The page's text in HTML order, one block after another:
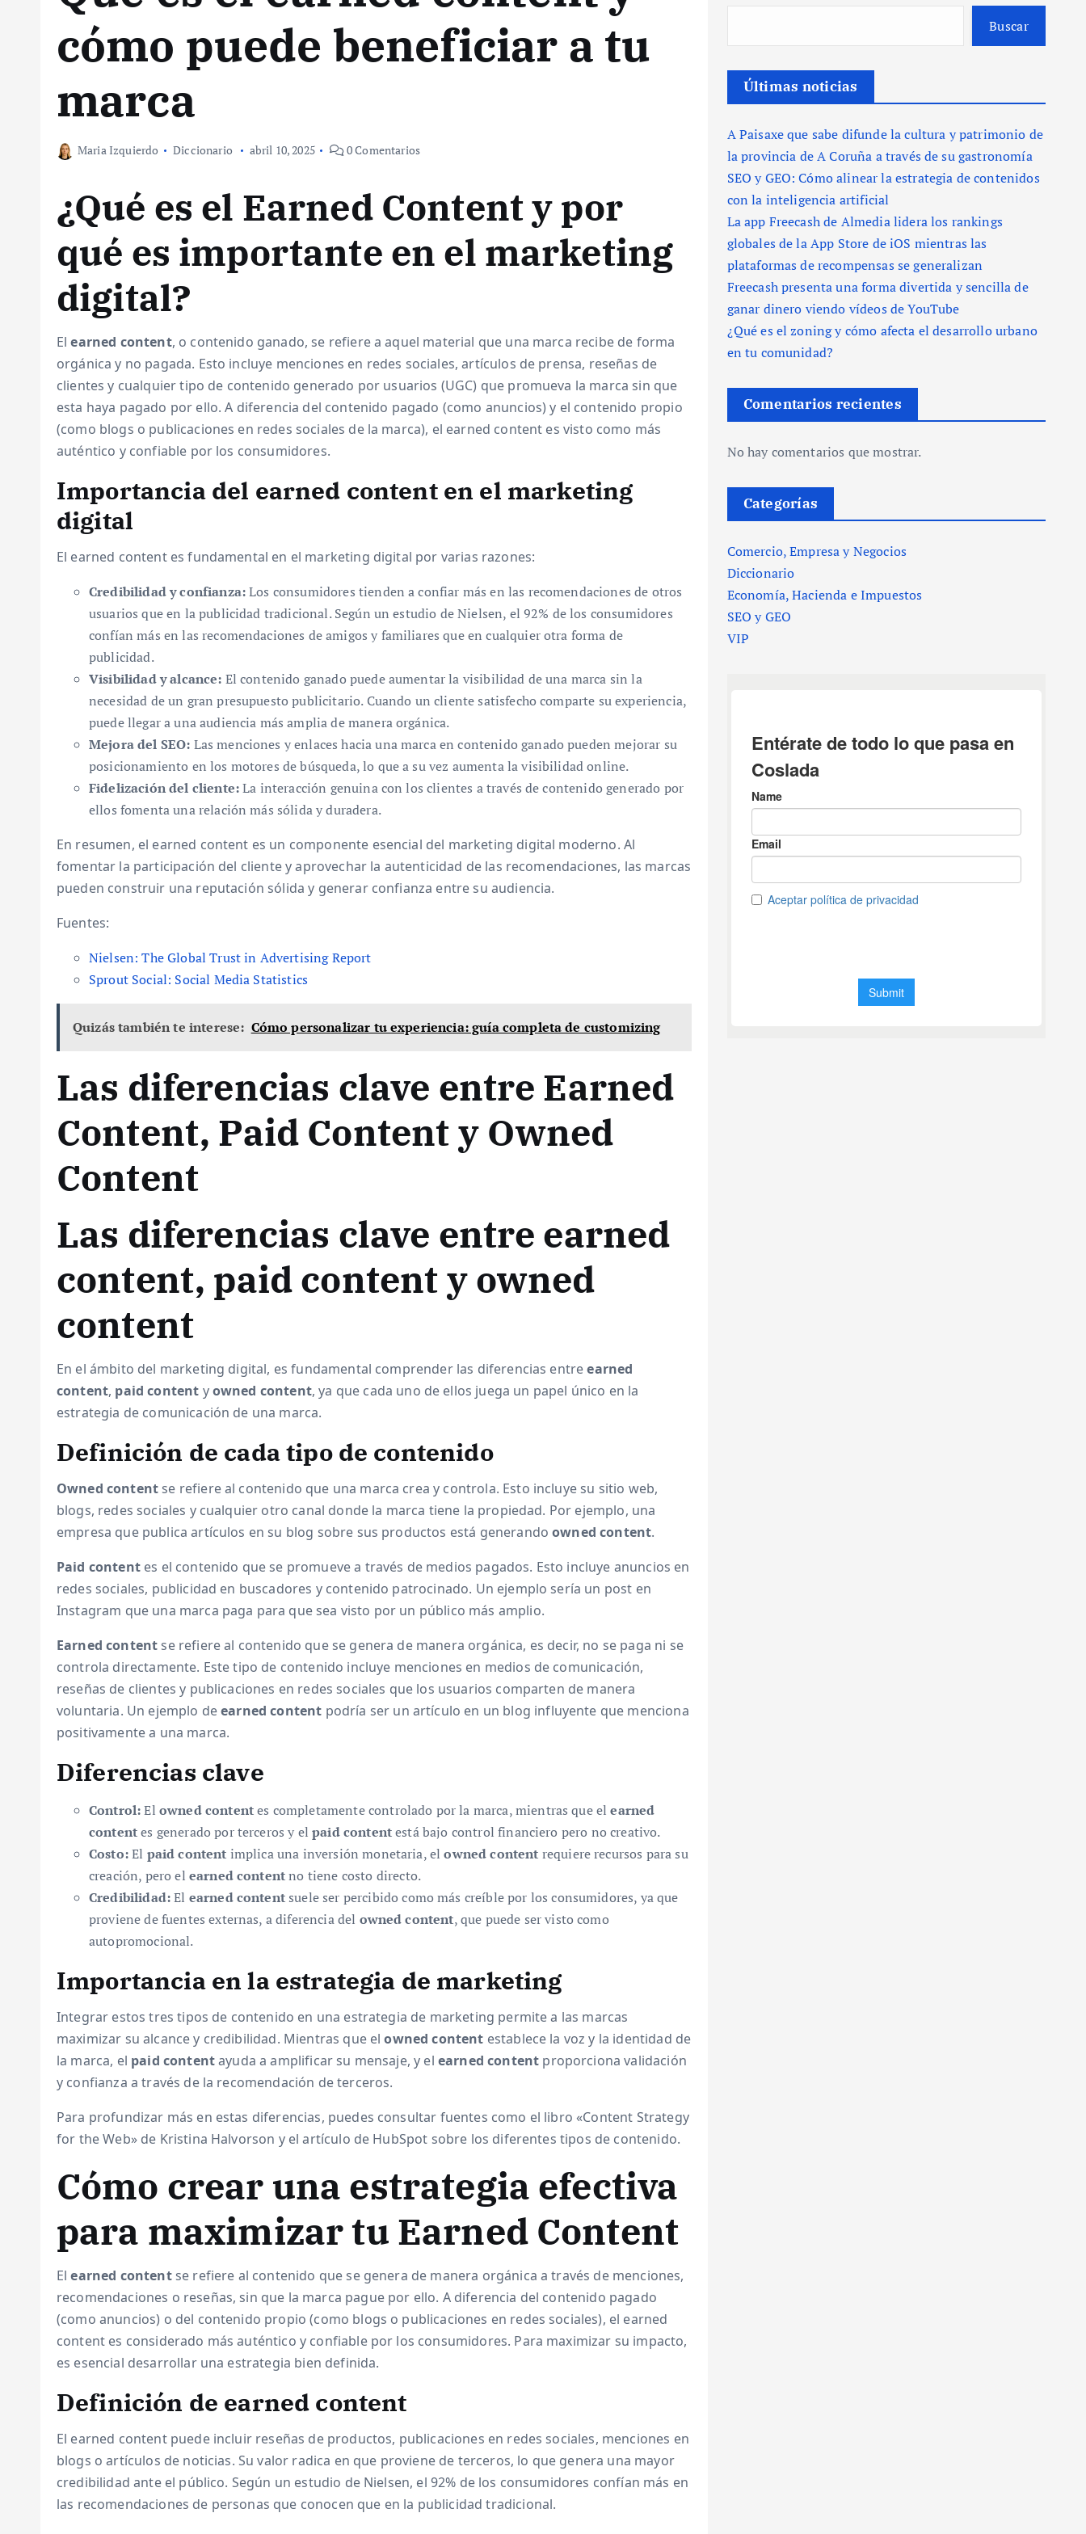
cómo puede beneficiar a tu
marca
Maria Izquierdo Diccionario abril 10, 2025 0 Comentarios
¿Qué es el Earned Content y por
qué es importante en el marketing
digital?
Elearned content, o contenido ganado, se refiere a aquel material que una marca recibe de forma
orgánica y no pagada. Esto incluye menciones en redes sociales, artículos de prensa, reseñas de
clientes y cualquier tipo de contenido generado por usuarios (UGC) que promueva la marca sin que
esta haya pagado por ello. A diferencia del contenido pagado (como anuncios) y el contenido propio
(como blogs o publicaciones en redes sociales de la marca), el earned content es visto como más
auténtico y confiable por los consumidores.
Importancia del earned content en el marketing
digital
El earned content es fundamental en el marketing digital por varias razones:
Credibilidad y confianza:Los consumidores tienden a confiar más en las recomendaciones de otros
usuarios que en la publicidad tradicional. Según un estudio de Nielsen, el 92% de los consumidores
confían más en las recomendaciones de amigos y familiares que en cualquier otra forma de
publicidad.
Visibilidad y alcance: El contenido ganado puede aumentar la visibilidad de una marca sin la
necesidad de un gran presupuesto publicitario. Cuando un cliente satisfecho comparte su experiencia,
puede llegar a una audiencia más amplia de manera orgánica.
Mejora del SEO: Las menciones y enlaces hacia una marca en contenido ganado pueden mejorar su
posicionamiento en los motores de búsqueda, lo que a su vez aumenta la visibilidad online.
Fidelización del cliente:La interacción genuina con los clientes a través de contenido generado por
ellos fomenta una relación más sólida y duradera.
En resumen, el earned content es un componente esencial del marketing digital moderno. Al
fomentar la participación del cliente y aprovechar la autenticidad de las recomendaciones, las marcas
pueden construir una reputación sólida y generar confianza entre su audiencia.
Fuentes:
Nielsen: The Global Trust in Advertising Report
Sprout Social: Social Media Statistics
Quizás también te interese: Cómo personalizar tu experiencia: guía completa de customizing
Las diferencias clave entre Earned
Content, Paid Content y Owned
Content
Las diferencias clave entre earned
content, paid content y owned
content
En el ámbito del marketing digital, es fundamental comprender las diferencias entreearned
content, paid content yowned content, ya que cada uno de ellos juega un papel único en la
estrategia de comunicación de una marca.
Definición de cada tipo de contenido
Owned contentse refiere al contenido que una marca crea y controla. Esto incluye su sitio web,
blogs, redes sociales y cualquier otro canal donde la marca tiene la propiedad. Por ejemplo, una
empresa que publica artículos en su blog sobre sus productos está generandoowned content.
Paid contentes el contenido que se promueve a través de medios pagados. Esto incluye anuncios en
redes sociales, publicidad en buscadores y contenido patrocinado. Un ejemplo sería un post en
Instagram que una marca paga para que sea visto por un público más amplio.
Earned contentse refiere al contenido que se genera de manera orgánica, es decir, no se paga ni se
controla directamente. Este tipo de contenido incluye menciones en medios de comunicación,
reseñas de clientes y publicaciones en redes sociales que los usuarios comparten de manera
voluntaria. Un ejemplo deearned content podría ser un artículo en un blog influyente que menciona
positivamente a una marca.
Diferencias clave
Control:El owned contentes completamente controlado por la marca, mientras que elearned
contentes generado por terceros y elpaid contentestá bajo control financiero pero no creativo.
Costo:El paid content implica una inversión monetaria, elowned content requiere recursos para su
creación, pero el earned contentno tiene costo directo.
Credibilidad:El earned contentsuele ser percibido como más creíble por los consumidores, ya que
proviene de fuentes externas, a diferencia del owned content, que puede ser visto como
autopromocional.
Importancia en la estrategia de marketing
Integrar estos tres tipos de contenido en una estrategia de marketing permite a las marcas
maximizar su alcance y credibilidad. Mientras que elowned content establece la voz y la identidad de
la marca, el paid contentayuda a amplificar su mensaje, y el earned content proporciona validación
y confianza a través de la recomendación de terceros.
Para profundizar más en estas diferencias, puedes consultar fuentes como el libro «Content Strategy
for the Web» de Kristina Halvorson y el artículo de HubSpot sobre los diferentes tipos de contenido.
Cómo crear una estrategia efectiva
para maximizar tu Earned Content
Elearned contentse refiere al contenido que se genera de manera orgánica a través de menciones,
recomendaciones o reseñas, sin que la marca pague por ello. A diferencia del contenido pagado
(como anuncios) o del contenido propio (como blogs o publicaciones en redes sociales), el earned
content es considerado más auténtico y confiable por los consumidores. Para maximizar su impacto,
es esencial desarrollar una estrategia bien definida.
Definición de earned content
El earned content puede incluir reseñas de productos, publicaciones en redes sociales, menciones en
blogs o artículos de noticias. Su valor radica en que proviene de terceros, lo que genera una mayor
credibilidad ante el público. Según un estudio de Nielsen, el 92% de los consumidores confían más en
las recomendaciones de personas que conocen que en la publicidad tradicional.
Buscar
Últimas noticias
A Paisaxe que sabe difunde la cultura y patrimonio de
la provincia de A Coruña a través de su gastronomía
SEO y GEO: Cómo alinear la estrategia de contenidos
con la inteligencia artificial
La app Freecash de Almedia lidera los rankings
globales de la App Store de iOS mientras las
plataformas de recompensas se generalizan
Freecash presenta una forma divertida y sencilla de
ganar dinero viendo vídeos de YouTube
¿Qué es el zoning y cómo afecta el desarrollo urbano
en tu comunidad?
Comentarios recientes
No hay comentarios que mostrar.
Categorías
Comercio, Empresa y Negocios
Diccionario
Economía, Hacienda e Impuestos
SEO y GEO
VIP